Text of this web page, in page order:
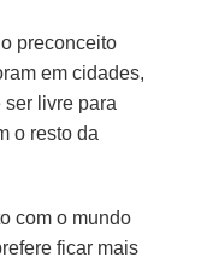
preconceito
em cidades,
livre para
o resto da
com o mundo
ficar mais